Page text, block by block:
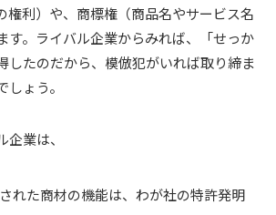
権利）や、商標権（商品名やサービス名
す。ライバル企業からみれば、「せっか
したのだから、模倣犯がいれば取り締ま
ょう。
業は、
れた商材の機能は、わが社の特許発明